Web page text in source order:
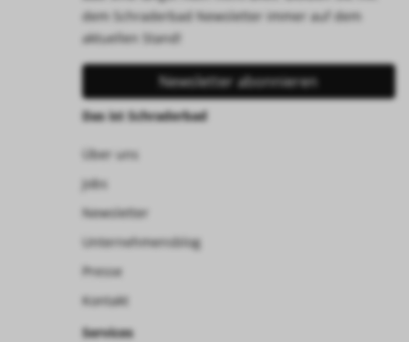
dem Schraderbad Newsletter immer auf dem
aktuellen Stand!
Newsletter abonnieren
Das ist Schraderbad
Über uns
Jobs
Newsletter
Unternehmensblog
Presse
Kontakt
Services